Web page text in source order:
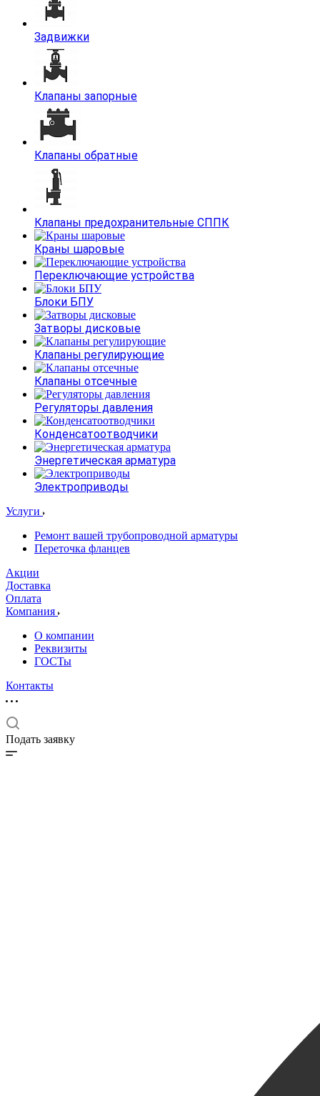
Задвижки
Клапаны запорные
Клапаны обратные
Клапаны предохранительные СППК
Краны шаровые
Переключающие устройства
Блоки БПУ
Затворы дисковые
Клапаны регулирующие
Клапаны отсечные
Регуляторы давления
Конденсатоотводчики
Энергетическая арматура
Электроприводы
Услуги
Ремонт вашей трубопроводной арматуры
Переточка фланцев
Акции
Доставка
Оплата
Компания
О компании
Реквизиты
ГОСТы
Контакты
Подать заявку